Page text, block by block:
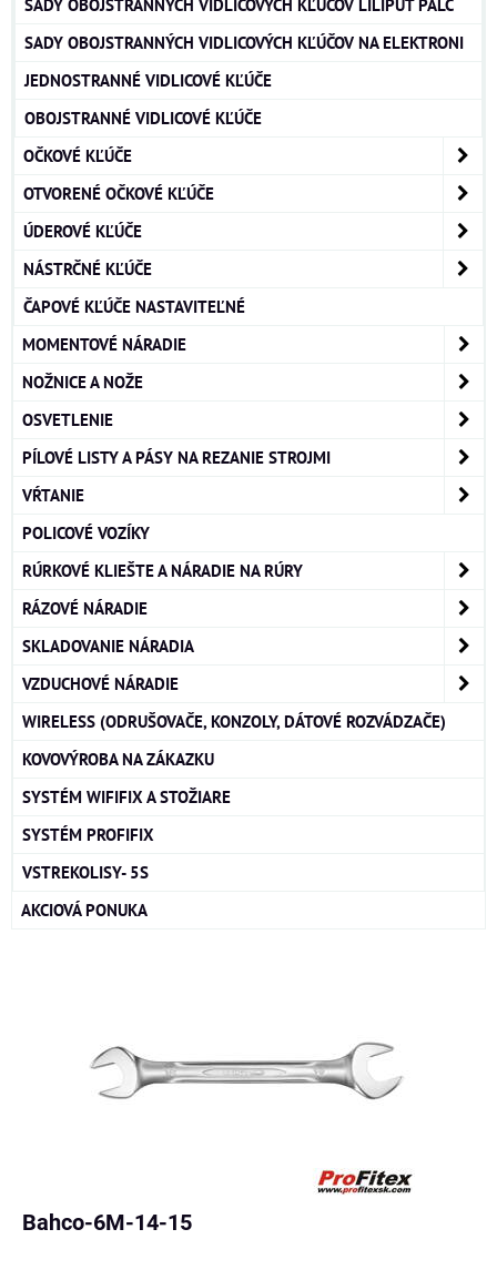
SADY OBOJSTRANNÝCH VIDLICOVÝCH KĽÚČOV LILIPUT PALC
SADY OBOJSTRANNÝCH VIDLICOVÝCH KĽÚČOV NA ELEKTRONI
JEDNOSTRANNÉ VIDLICOVÉ KĽÚČE
OBOJSTRANNÉ VIDLICOVÉ KĽÚČE
OČKOVÉ KĽÚČE
OTVORENÉ OČKOVÉ KĽÚČE
ÚDEROVÉ KĽÚČE
NÁSTRČNÉ KĽÚČE
ČAPOVÉ KĽÚČE NASTAVITEĽNÉ
MOMENTOVÉ NÁRADIE
NOŽNICE A NOŽE
OSVETLENIE
PÍLOVÉ LISTY A PÁSY NA REZANIE STROJMI
VŔTANIE
POLICOVÉ VOZÍKY
RÚRKOVÉ KLIEŠTE A NÁRADIE NA RÚRY
RÁZOVÉ NÁRADIE
SKLADOVANIE NÁRADIA
VZDUCHOVÉ NÁRADIE
WIRELESS (ODRUŠOVAČE, KONZOLY, DÁTOVÉ ROZVÁDZAČE)
KOVOVÝROBA NA ZÁKAZKU
SYSTÉM WIFIFIX A STOŽIARE
SYSTÉM PROFIFIX
VSTREKOLISY- 5S
AKCIOVÁ PONUKA
Bahco-6M-14-15